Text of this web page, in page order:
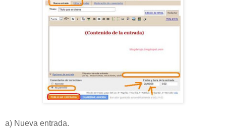
a) Nueva entrada.